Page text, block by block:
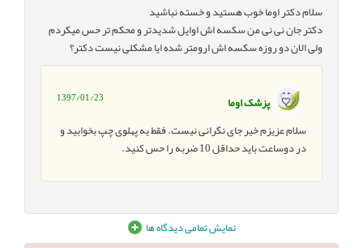
سلام دکتر اوما خوب هستید و خسته نباشید
دکتر جان نی نی من سکسه اش اوایل شدیدتر و محکم تر حس میکردم
ولی الان دو روزه سکسه اش ارومتر شده ایا مشکلی نیست دکتر؟
پزشک اوما 1397/01/23
سلام عزیزم خیر جای نگرانی نیست. فقط یه پهلوی چپ بخوابید و
در دوساعت باید حداقل 10 ضربه را حس کنید.
نمایش تمامی دیدگاه ها